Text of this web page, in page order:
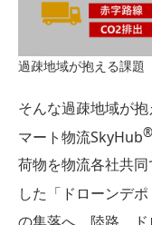
過疎地域が抱える課題
そんな過疎地域が
マート物流SkyHub®︎
荷物を物流各社共
した「ドローンデポ